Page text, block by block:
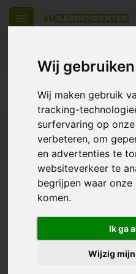
Wij
Wij maken gebruik
tracking-
surfervaring op
verbeteren, om
en advertenties te
websiteverkeer te
begrijpen waar
komen.
Ik ga
Wijzig
Products tagged
-14%
€1,85